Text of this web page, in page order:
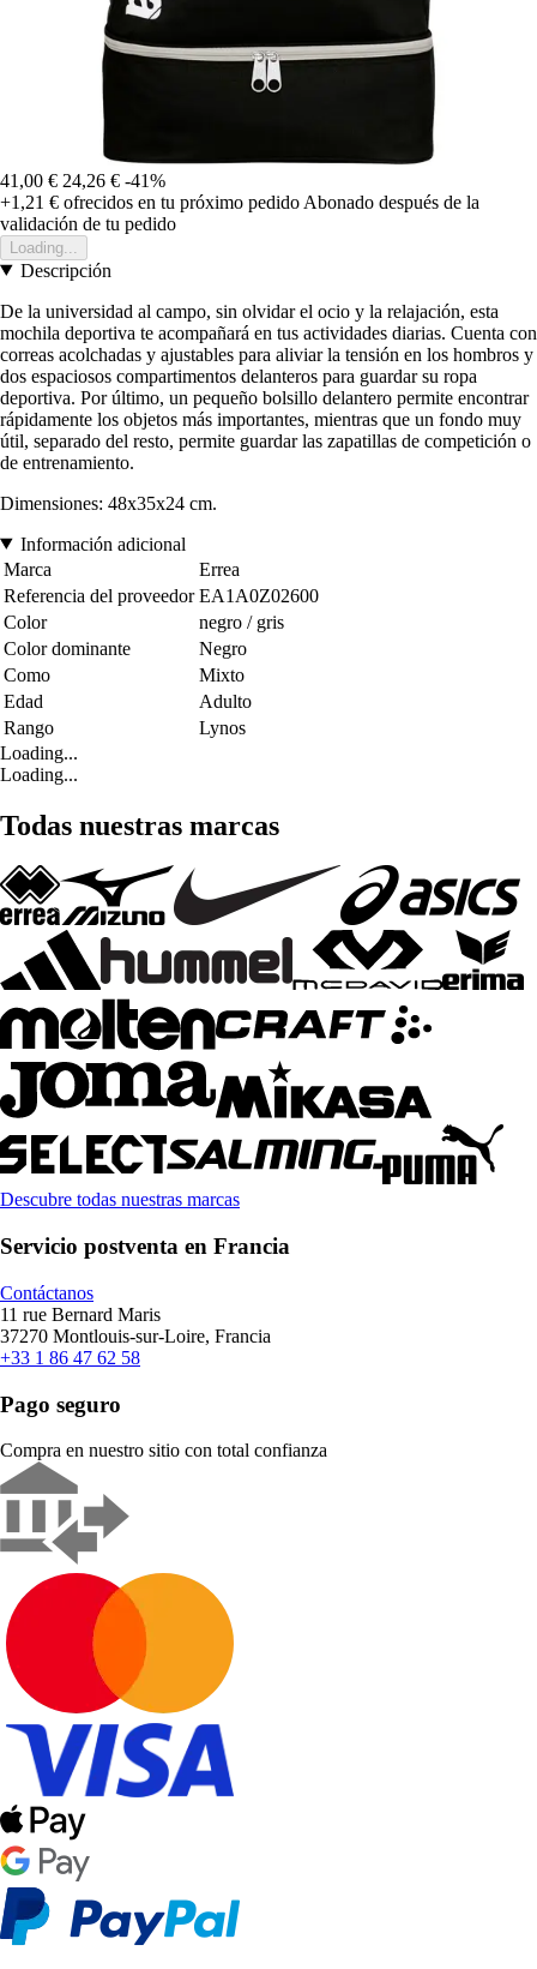
41,00 € 24,26 € -41%
+1,21 € ofrecidos en tu próximo pedido Abonado después de la
validación de tu pedido
Loading...
Descripción
De la universidad al campo, sin olvidar el ocio y la relajación, esta
mochila deportiva te acompañará en tus actividades diarias. Cuenta con
correas acolchadas y ajustables para aliviar la tensión en los hombros y
dos espaciosos compartimentos delanteros para guardar su ropa
deportiva. Por último, un pequeño bolsillo delantero permite encontrar
rápidamente los objetos más importantes, mientras que un fondo muy
útil, separado del resto, permite guardar las zapatillas de competición o
de entrenamiento.
Dimensiones: 48x35x24 cm.
Información adicional
Marca
Errea
Referencia del proveedor EA1A0Z02600
Color
negro / gris
Color dominante
Negro
Como
Mixto
Edad
Adulto
Rango
Lynos
Loading...
Loading...
Todas nuestras marcas
Descubre todas nuestras marcas
Servicio postventa en Francia
Contáctanos
11 rue Bernard Maris
37270 Montlouis-sur-Loire, Francia
+33 1 86 47 62 58
Pago seguro
Compra en nuestro sitio con total confianza